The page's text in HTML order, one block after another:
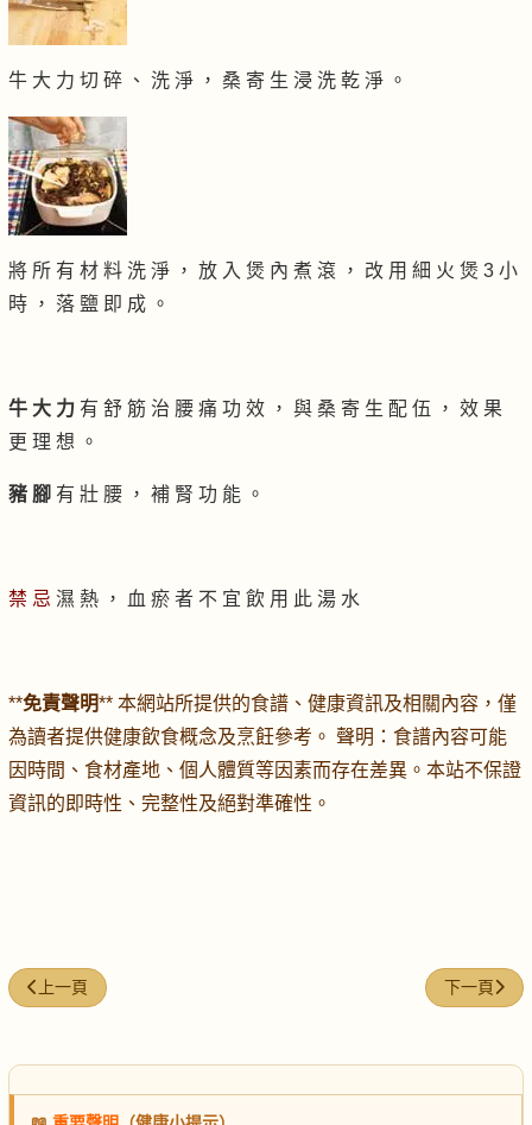
牛 大 力 切 碎 、 洗 淨 ， 桑 寄 生 浸 洗 乾 淨 。
將 所 有 材 料 洗 淨 ， 放 入 煲 內 煮 滾 ， 改 用 細 火 煲 3 小
時 ， 落 鹽 即 成 。
牛 大 力 有 舒 筋 治 腰 痛 功 效 ， 與 桑 寄 生 配 伍 ， 效 果
更 理 想 。
豬 腳 有 壯 腰 ， 補 腎 功 能 。
禁 忌 濕 熱 ， 血 瘀 者 不 宜 飲 用 此 湯 水
**免責聲明** 本網站所提供的食譜、健康資訊及相關內容，僅
為讀者提供健康飲食概念及烹飪參考。 聲明：食譜內容可能
因時間、食材產地、個人體質等因素而存在差異。本站不保證
資訊的即時性、完整性及絕對準確性。
上一篇文章: 木耳豬肉湯
上一頁 下一篇文章
下一頁